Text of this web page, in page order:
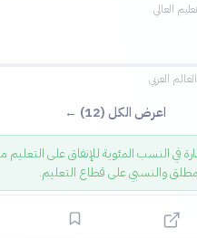
اعرض الكل (12) ←
النسب المئوية للإنفاق على التعليم من
المطلق والنسبي على قطاع التعليم.